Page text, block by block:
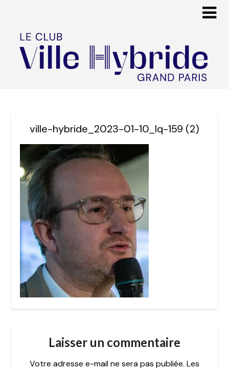
ville-hybride_2023-01-10_lq-159 (2)
Laisser un commentaire
Votre adresse e-mail ne sera pas publiée. Les